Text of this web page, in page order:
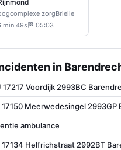
zorgBrielle
min 49s 🏁 05:03
in
17217 Voordijk 2993BC
17150 Meerwedesingel 2993GP
ambulance
17134 Helfrichstraat 2992BT